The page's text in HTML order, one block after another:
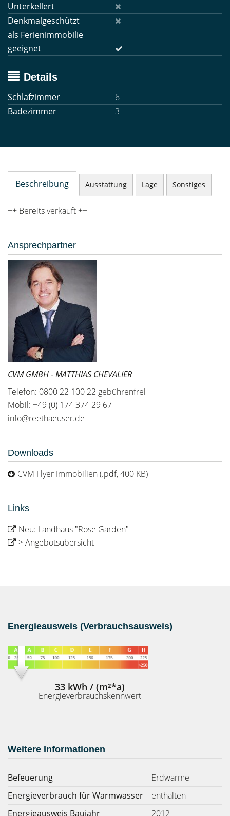
Unterkellert
Denkmalgeschützt
als Ferienimmobilie
geeignet
Details
Schlafzimmer
6
Badezimmer
3
Beschreibung Ausstattung Lage Sonstiges
++ Bereits verkauft ++
Ansprechpartner
CVM GMBH - MATTHIAS CHEVALIER
Telefon: 0800 22 100 22 gebührenfrei
Mobil: +49 (0) 174 374 29 67
info@reethaeuser.de
Downloads
CVM Flyer Immobilien (.pdf, 400 KB)
Links
Neu: Landhaus "Rose Garden"
> Angebotsübersicht
Energieausweis (Verbrauchsausweis)
33 kWh / (m²*a)
Energieverbrauchskennwert
Weitere Informationen
Befeuerung
Erdwärme
Energieverbrauch für Warmwasser
enthalten
Energieausweis Baujahr
2012